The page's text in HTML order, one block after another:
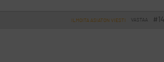
VASTAA
ILMOITA ASIATON VIESTI